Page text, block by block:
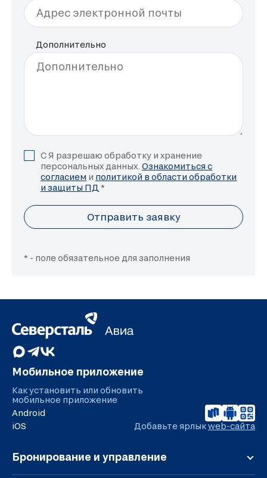
Адрес электронной почты
Дополнительно
Дополнительно
С Я разрешаю обработку и хранение
персональных данных. Ознакомиться с
согласием и политикой в области обработки
и защиты ПД *
Отправить заявку
* - поле обязательное для заполнения
Мобильное приложение
Как установить или обновить
мобильное приложение
Android
iOS
Добавьте ярлыкweb-сайта
Бронирование и управление
Регистрация